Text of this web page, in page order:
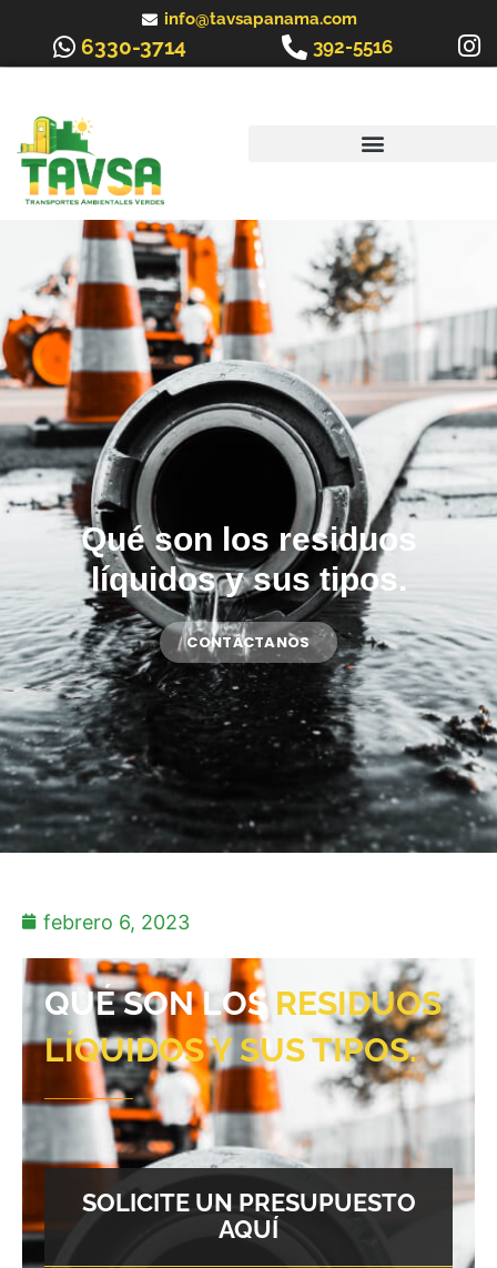
contenido
info@tavsapanama.com
6330-3714 392-5516
Qué son los residuos
líquidos y sus tipos.
CONTÁCTANOS
febrero 6, 2023
QUÉ SON LOS RESIDUOS
LÍQUIDOS Y SUS TIPOS.
SOLICITE UN PRESUPUESTO
AQUÍ